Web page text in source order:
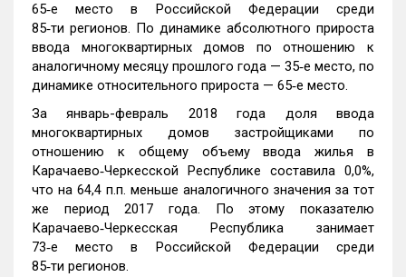
65‑е место в Российской Федерации среди
85‑ти регионов. По динамике абсолютного прироста
ввода многоквартирных домов по отношению к
аналогичному месяцу прошлого года — 35‑е место, по
динамике относительного прироста — 65‑е место.
За январь-февраль 2018 года доля ввода
многоквартирных домов застройщиками по
отношению к общему объему ввода жилья в
Карачаево‑Черкесской Республике составила 0,0%,
что на 64,4 п.п. меньше аналогичного значения за тот
же период 2017 года. По этому показателю
Карачаево‑Черкесская Республика занимает
73‑е место в Российской Федерации среди
85‑ти регионов.